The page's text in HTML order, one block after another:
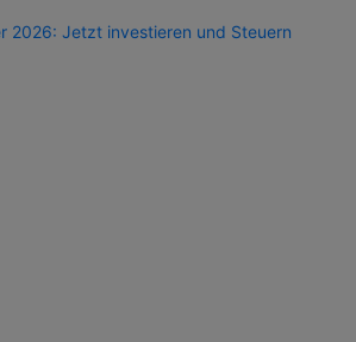
2026: Jetzt investieren und Steuern